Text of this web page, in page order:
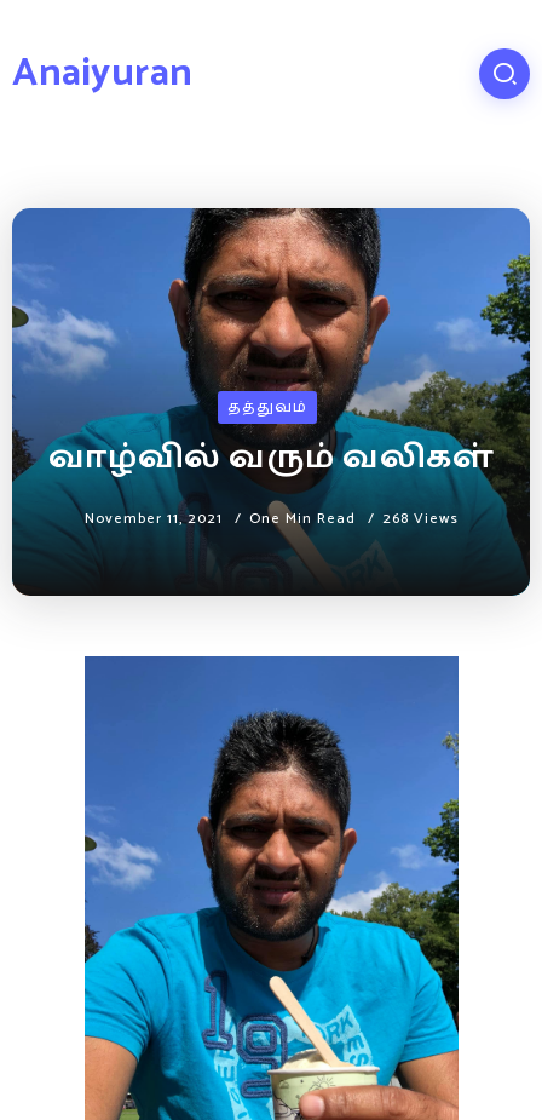
Anaiyuran
தத்துவம்
வாழ்வில் வரும் வலிகள்
November 11, 2021 One Min Read 268 Views